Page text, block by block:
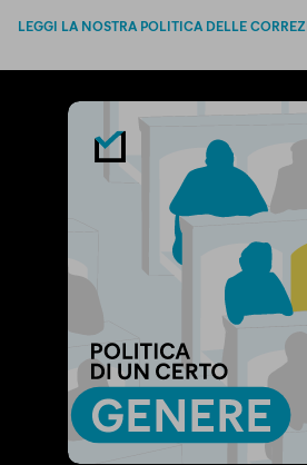
LEGGI LA NOSTRA POLITICA DELLE